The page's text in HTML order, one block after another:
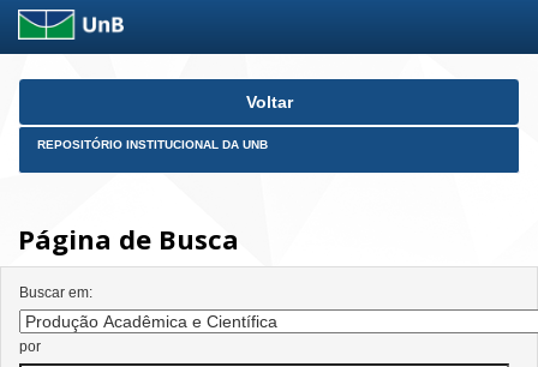
Skip
Voltar
REPOSITÓRIO INSTITUCIONAL DA UNB
Página de Busca
Buscar em:
por